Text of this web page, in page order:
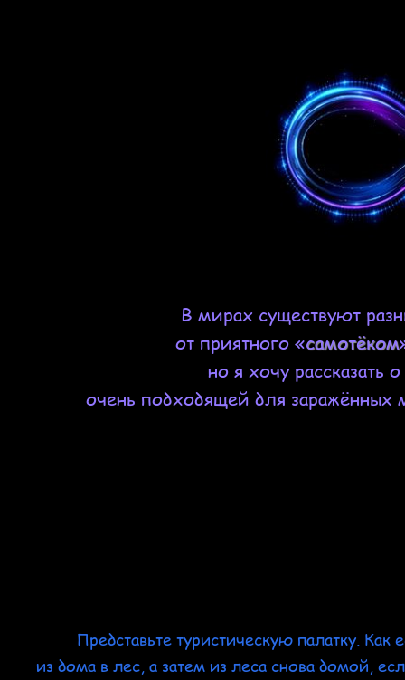
В мирах существуют
от приятного «самотёком
но я хочу рассказать
очень подходящей для заражённых
Представьте туристическую палатку. Как
из дома в лес, а затем из леса снова домой,